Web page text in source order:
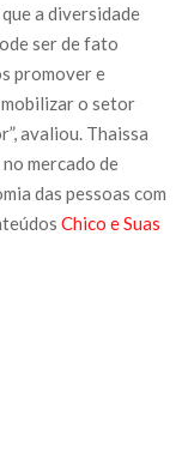
a diversidade
ser de fato
promover e
o setor
avaliou. Thaissa
mercado de
das pessoas com
Chico e Suas